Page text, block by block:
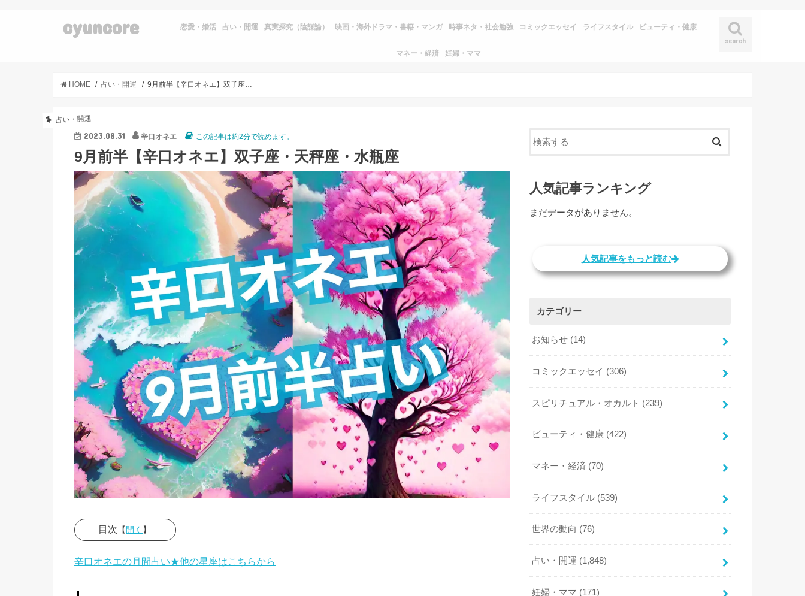
cyuncore
search
恋愛・婚活 占い・開運 真実探究（陰謀論） 映画・海外ドラマ・書籍・マンガ 時事ネタ・社会勉強 コミックエッセイ ライフスタイル ビューティ・健康
マネー・経済 妊婦・ママ
HOME 占い・開運
占い・開運
2023.08.31 辛口オネエ この記事は約2分で読めます。
9月前半【辛口オネエ】双子座・天秤座・水瓶座
目次 【開く 】
2023
辛口オネエの月間占い★他の星座はこちらから
人気記事ランキング
まだデータがありません。
人気記事をもっと読む
カテゴリー
お知らせ (14)
コミックエッセイ (306)
スピリチュアル・オカルト (239)
ビューティ・健康 (422)
マネー・経済 (70)
ライフスタイル (539)
世界の動向 (76)
占い・開運 (1,848)
妊婦・ママ (171)